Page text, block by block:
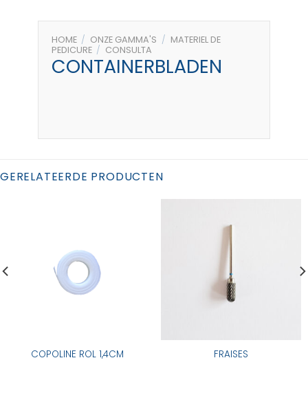
HOME / ONZE GAMMA'S / MATERIEL DE
PEDICURE / CONSULTA
CONTAINERBLADEN
GERELATEERDE PRODUCTEN
COPOLINE ROL 1,4CM FRAISES